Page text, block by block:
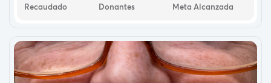
Recaudado
Donantes
Meta Alcanzada